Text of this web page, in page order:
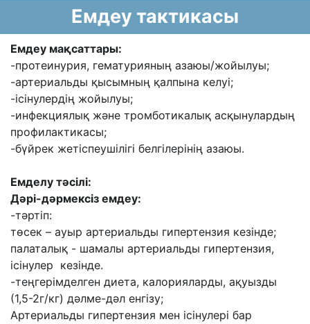
Емдеу тактикасы
Емдеу мақсаттары:
-протеинурия, гематурияның азаюы/жойылуы;
-артериальды қысымның қалпына келуі;
-ісінулердің жойылуы;
-инфекциялық және тромботикалық асқынулардың
профилактикасы;
-бүйрек жетіспеушілігі белгілерінің азаюы.
Емделу тәсілі:
Дәрі-дәрмексіз емдеу:
-тәртіп:
төсек – ауыр артериальды гипертензия кезінде;
палаталық - шамалы артериальды гипертензия,
ісінулер кезінде.
-теңгерімделген диета, калорияларды, ақуызды
(1,5-2г/кг) дәлме-дәл енгізу;
Артериальды гипертензия мен ісінулері бар